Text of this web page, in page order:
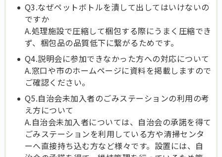
Q3.なぜペットボトルを潰して出してはいけないの
ですか
A.処理施設で圧縮して梱包する際にうまく圧縮でき
ず、梱包品の品質低下に繋がるためです。
Q4.説明会に参加できなかった方への対応について
A.窓口や市のホームページに資料を掲載しますので
ご確認ください。
Q5.自治会未加入者のごみステーションの利用の考
え方について
A.自治会未加入者については、自治会の承諾を得て
ごみステーションを利用している方や清掃センタ
ーへ直接持ち込む方など様々です。設置には、自